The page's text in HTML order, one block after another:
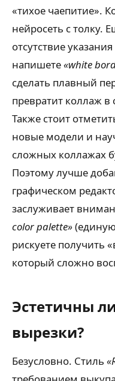
«тихое чаепитие».
нейросеть с толку.
отсутствие
напишете«white
сделать плавный
превратит коллаж
Также стоит
новые модели и
сложных коллажах
Поэтому лучше
графическом
заслуживает
color palette»
рискуете получить
который сложно
Эстетичны
вырезки?
Безусловно. Стиль